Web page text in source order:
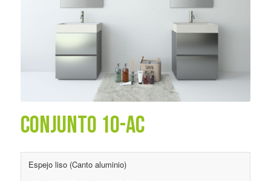
CONJUNTO 10-AC
Espejo liso (Canto aluminio)